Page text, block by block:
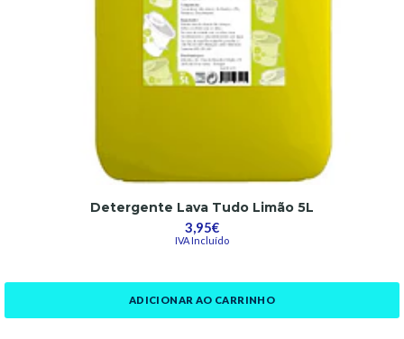
Detergente Lava Tudo Limão 5L
3,95€
IVA Incluído
ADICIONAR AO CARRINHO